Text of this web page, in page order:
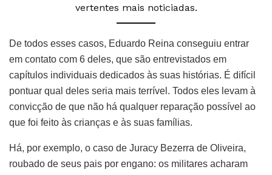
vertentes mais noticiadas.
De todos esses casos, Eduardo Reina conseguiu entrar
em contato com 6 deles, que são entrevistados em
capítulos individuais dedicados às suas histórias. É difícil
pontuar qual deles seria mais terrível. Todos eles levam à
convicção de que não há qualquer reparação possível ao
que foi feito às crianças e às suas famílias.
Há, por exemplo, o caso de Juracy Bezerra de Oliveira,
roubado de seus pais por engano: os militares acharam